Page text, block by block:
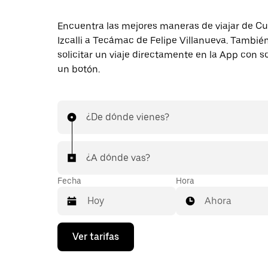
Encuentra las mejores maneras de viajar de
Izcalli a Tecámac de Felipe Villanueva.
solicitar un viaje directamente en la App con
un botón.
¿De dónde vienes?
¿A dónde vas?
Fecha
Presiona
flecha
Hora
Ahora
Ver tarifas